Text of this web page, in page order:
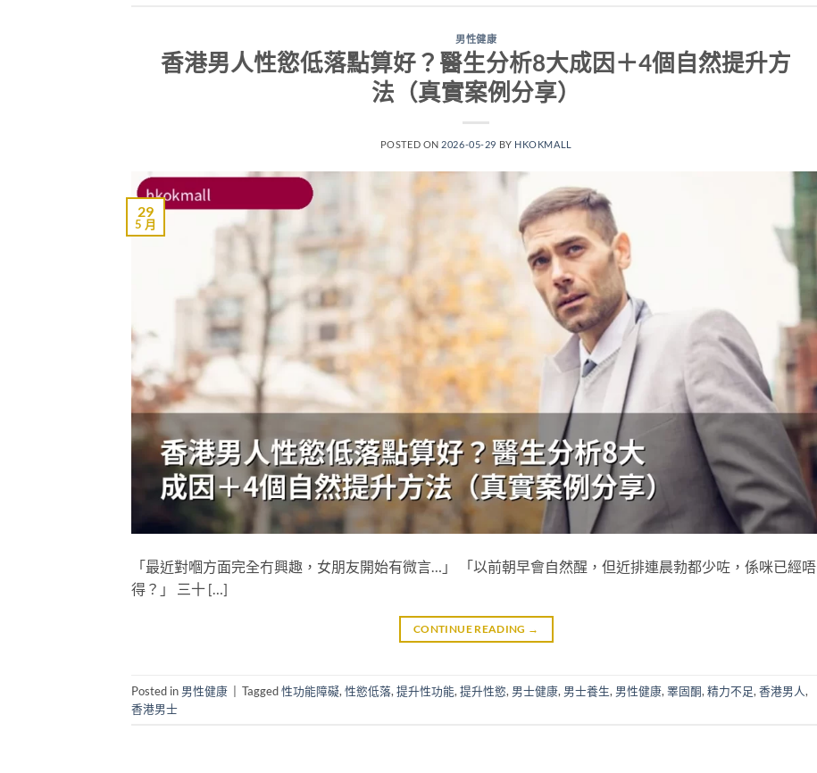
男性健康
香港男人性慾低落點算好？醫生分析8大成因＋4個自然提升方
法（真實案例分享）
POSTED ON 2026-05-29 BY HKOKMALL
29
5 月
「最近對嗰方面完全冇興趣，女朋友開始有微言…」 「以前朝早會自然醒，但近排連晨勃都少咗，係咪已經唔
得？」 三十 […]
CONTINUE READING →
Posted in 男性健康 | Tagged性功能障礙, 性慾低落, 提升性功能, 提升性慾, 男士健康, 男士養生, 男性健康, 睪固酮, 精力不足, 香港男人,
香港男士